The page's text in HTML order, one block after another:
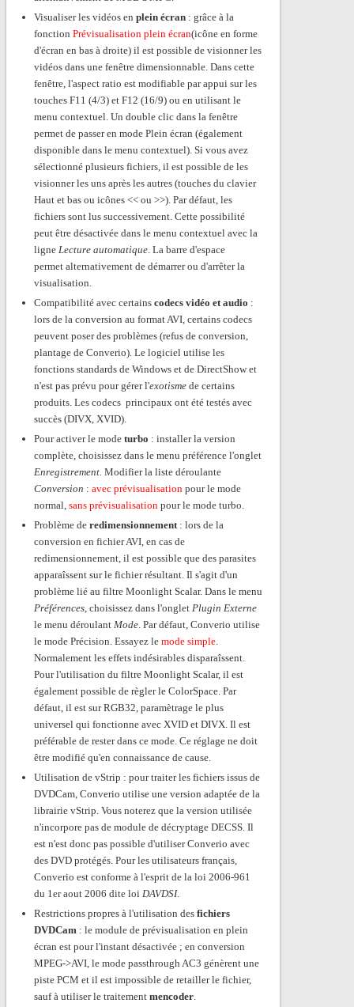
Visualiser les vidéos en plein écran: grâce à la
fonction Prévisualisation plein écran(icône en forme
d'écran en bas à droite) il est possible de visionner les
vidéos dans une fenêtre dimensionnable. Dans cette
fenêtre, l'aspect ratio est modifiable par appui sur les
touches F11 (4/3) et F12 (16/9) ou en utilisant le
menu contextuel. Un double clic dans la fenêtre
permet de passer en mode Plein écran (également
disponible dans le menu contextuel). Si vous avez
sélectionné plusieurs fichiers, il est possible de les
visionner les uns après les autres (touches du clavier
Haut et bas ou icônes << ou >>). Par défaut, les
fichiers sont lus successivement. Cette possibilité
peut être désactivée dans le menu contextuel avec la
ligne Lecture automatique. La barre d'espace
permet alternativement de démarrer ou d'arrêter la
visualisation.
Compatibilité avec certains codecs vidéo et audio :
lors de la conversion au format AVI, certains codecs
peuvent poser des problèmes (refus de conversion,
plantage de Converio). Le logiciel utilise les
fonctions standards de Windows et de DirectShow et
n'est pas prévu pour gérer l'exotismede certains
produits. Les codecs principaux ont été testés avec
succès (DIVX, XVID).
Pour activer le mode turbo : installer la version
complète, choisissez dans le menu préférence l'onglet
Enregistrement. Modifier la liste déroulante
Conversion : avec prévisualisation pour le mode
normal, sans prévisualisation pour le mode turbo.
Problème de redimensionnement: lors de la
conversion en fichier AVI, en cas de
redimensionnement, il est possible que des parasites
apparaîssent sur le fichier résultant. Il s'agit d'un
problème lié au filtre Moonlight Scalar. Dans le menu
Préférences, choisissez dans l'onglet Plugin Externe
le menu déroulant Mode. Par défaut, Converio utilise
le mode Précision. Essayez le mode simple.
Normalement les effets indésirables disparaîssent.
Pour l'utilisation du filtre Moonlight Scalar, il est
également possible de règler le ColorSpace. Par
défaut, il est sur RGB32, paramètrage le plus
universel qui fonctionne avec XVID et DIVX. Il est
préférable de rester dans ce mode. Ce réglage ne doit
être modifié qu'en connaissance de cause.
Utilisation de vStrip : pour traiter les fichiers issus de
DVDCam, Converio utilise une version adaptée de la
librairie vStrip. Vous noterez que la version utilisée
n'incorpore pas de module de décryptage DECSS. Il
est n'est donc pas possible d'utiliser Converio avec
des DVD protégés. Pour les utilisateurs français,
Converio est conforme à l'esprit de la loi 2006-961
du 1er aout 2006 dite loi DAVDSI.
Restrictions propres à l'utilisation des fichiers
DVDCam : le module de prévisualisation en plein
écran est pour l'instant désactivée ; en conversion
MPEG->AVI, le mode passthrough AC3 génèrent une
piste PCM et il est impossible de retailler le fichier,
sauf à utiliser le traitement mencoder.